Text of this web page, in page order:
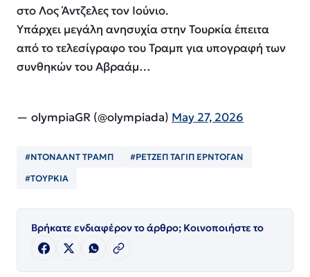
στο Λος Άντζελες τον Ιούνιο.
Υπάρχει μεγάλη ανησυχία στην Τουρκία έπειτα
από το τελεσίγραφο του Τραμπ για υπογραφή των
συνθηκών του Αβραάμ…
— olympiaGR (@olympiada) May 27, 2026
#ΝΤΟΝΑΛΝΤ ΤΡΑΜΠ #ΡΕΤΖΕΠ ΤΑΓΙΠ ΕΡΝΤΟΓΑΝ
#ΤΟΥΡΚΙΑ
Βρήκατε ενδιαφέρον το άρθρο; Κοινοποιήστε το